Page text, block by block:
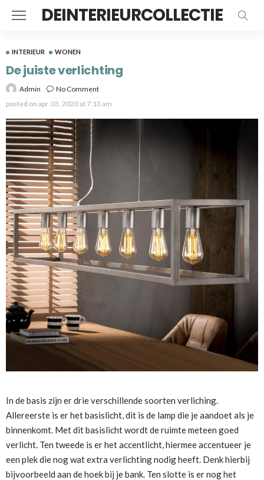
DEINTERIEURCOLLECTIE
INTERIEUR WONEN
De juiste verlichting
Admin
No Comment
posted on apr. 03, 2020 at 7:13 am
In de basis zijn er drie verschillende soorten verliching.
Allereerste is er het basislicht, dit is de lamp die je aandoet als je
binnenkomt. Met dit basislicht wordt de ruimte meteen goed
verlicht. Ten tweede is er het accentlicht, hiermee accentueer je
een plek die nog wat extra verlichting nodig heeft. Denk hierbij
bijvoorbeeld aan de hoek bij je bank. Ten slotte is er nog het